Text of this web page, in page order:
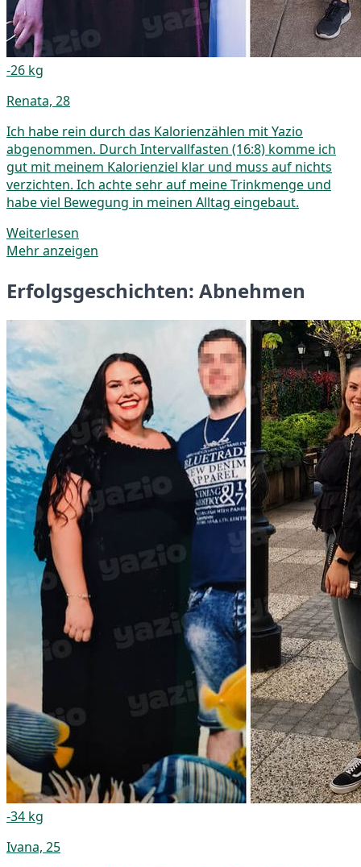
-26 kg
Renata, 28
Ich habe rein durch das Kalorienzählen mit Yazio
abgenommen. Durch Intervallfasten (16:8) komme ich
gut mit meinem Kalorienziel klar und muss auf nichts
verzichten. Ich achte sehr auf meine Trinkmenge und
habe viel Bewegung in meinen Alltag eingebaut.
Weiterlesen
Mehr anzeigen
Erfolgsgeschichten: Abnehmen
-34 kg
Ivana, 25